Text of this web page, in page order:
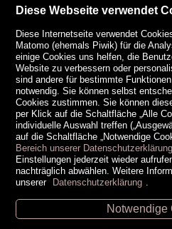
Unsere
Diese Webseite verwendet
Diese Internetseite verwendet
Matomo (ehemals Piwik) für die
einige Cookies uns helfen, die
Website zu verbessern oder
sind andere für bestimmte
notwendig. Sie können selbst
Cookies zustimmen. Sie können
per Klick auf die Schaltfläche „Alle
individuelle Auswahl treffen
auf die Schaltfläche „Notwendige
Bereich unserer Datenschutzerklärung
Einstellungen jederzeit wieder
nachträglich abwählen. Weitere
unserer Datenschutzerklärung
Notwendige